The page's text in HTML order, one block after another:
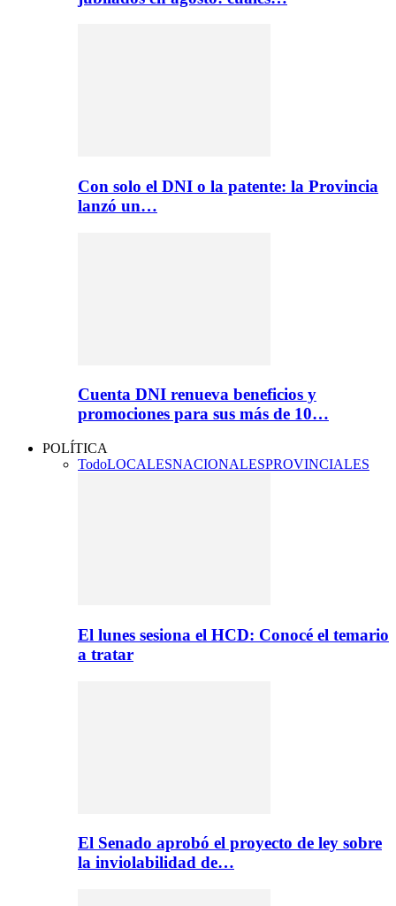
Con solo el DNI o la patente: la Provincia
lanzó un…
Cuenta DNI renueva beneficios y
promociones para sus más de 10…
POLÍTICA
TodoLOCALESNACIONALESPROVINCIALES
El lunes sesiona el HCD: Conocé el temario
a tratar
El Senado aprobó el proyecto de ley sobre
la inviolabilidad de…